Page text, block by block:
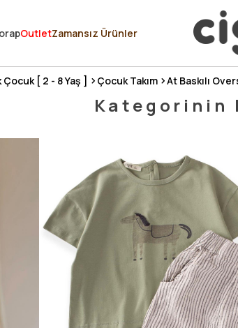
OutletZamansız Ürünler
Çocuk [ 2 - 8 Yaş ] Çocuk Takım At Baskılı
Kategorinin